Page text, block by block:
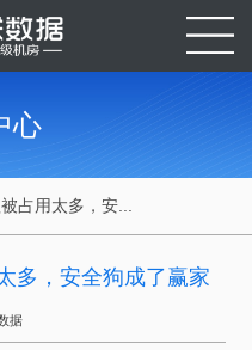
心
占用太多，安...
多，安全狗成了赢家
据